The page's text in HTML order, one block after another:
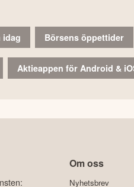
idag Börsens öppettider
Aktieappen för Android &
Om oss
Nyhetsbrev